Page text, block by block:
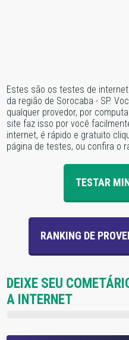
Estes são os testes de
da região de Sorocaba - SP.
qualquer provedor, por
site faz isso por você
internet, é rápido e gratuito
página de testes, ou confira o
TESTAR
RANKING DE
DEIXE SEU
A INTERNET